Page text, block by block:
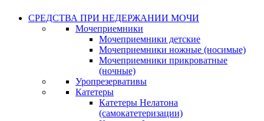
СРЕДСТВА ПРИ НЕДЕРЖАНИИ МОЧИ
Мочеприемники
Мочеприемники детские
Мочеприемники ножные (носимые)
Мочеприемники прикроватные
(ночные)
Уропрезервативы
Катетеры
Катетеры Нелатона
(самокатетеризации)